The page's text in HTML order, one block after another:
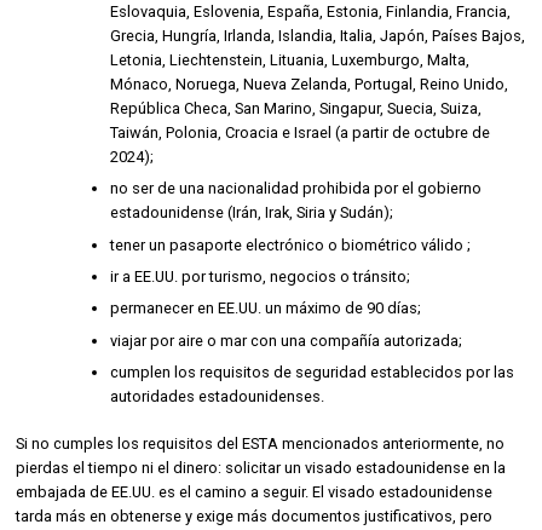
Eslovaquia, Eslovenia, España, Estonia, Finlandia, Francia,
Grecia, Hungría, Irlanda, Islandia, Italia, Japón, Países Bajos,
Letonia, Liechtenstein, Lituania, Luxemburgo, Malta,
Mónaco, Noruega, Nueva Zelanda, Portugal, Reino Unido,
República Checa, San Marino, Singapur, Suecia, Suiza,
Taiwán, Polonia, Croacia e Israel (a partir de octubre de
2024);
no ser de una nacionalidad prohibida por el gobierno
estadounidense (Irán, Irak, Siria y Sudán);
tener un pasaporte electrónico o biométrico válido ;
ir a EE.UU. por turismo, negocios o tránsito;
permanecer en EE.UU. un máximo de 90 días;
viajar por aire o mar con una compañía autorizada;
cumplen los requisitos de seguridad establecidos por las
autoridades estadounidenses.
Si no cumples los requisitos del ESTA mencionados anteriormente, no
pierdas el tiempo ni el dinero: solicitar un visado estadounidense en la
embajada de EE.UU. es el camino a seguir. El visado estadounidense
tarda más en obtenerse y exige más documentos justificativos, pero